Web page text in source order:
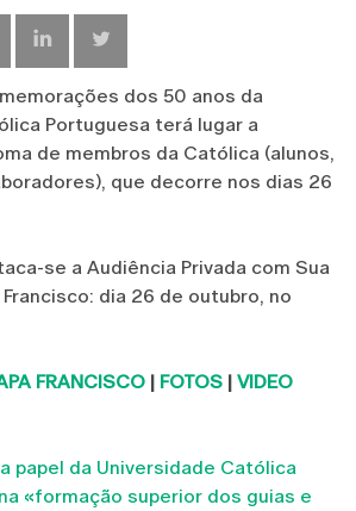
dos 50 anos da
Portuguesa terá lugar a
de membros da Católica (alunos,
que decorre nos dias 26
se a Audiência Privada com Sua
dia 26 de outubro, no
FRANCISCO | FOTOS | VIDEO
papel da Universidade Católica
«formação superior dos guias e